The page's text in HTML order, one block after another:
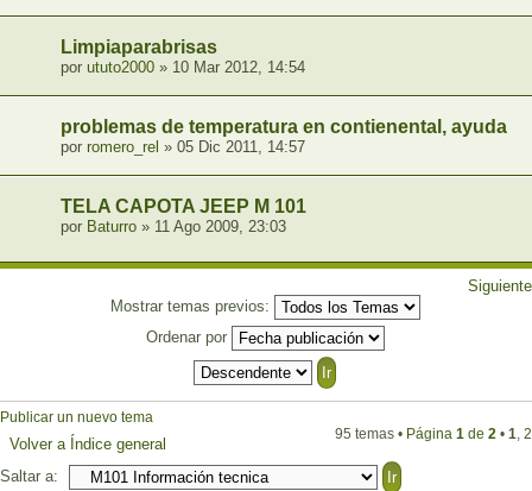
Limpiaparabrisas
por ututo2000 » 10 Mar 2012, 14:54
problemas de temperatura en contienental, ayuda
por romero_rel » 05 Dic 2011, 14:57
TELA CAPOTA JEEP M 101
por Baturro » 11 Ago 2009, 23:03
Siguiente
Mostrar temas previos:
Ordenar por
Publicar un nuevo tema
95 temas • Página 1 de 2 • 1, 2
Volver a Índice general
Saltar a: